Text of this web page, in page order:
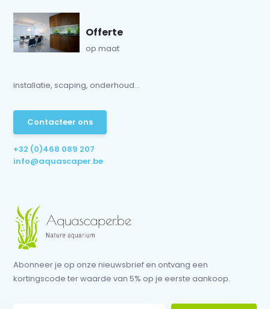
Offerte
op maat
installatie, scaping, onderhoud...
Contacteer ons
+32 (0)468 089 207
info@aquascaper.be
Abonneer je op onze nieuwsbrief en ontvang een
kortingscode ter waarde van 5% op je eerste aankoop.